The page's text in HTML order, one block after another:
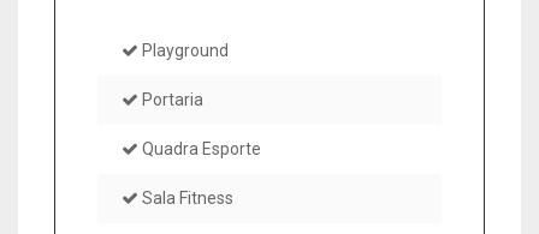
Playground
Portaria
Quadra Esporte
Sala Fitness